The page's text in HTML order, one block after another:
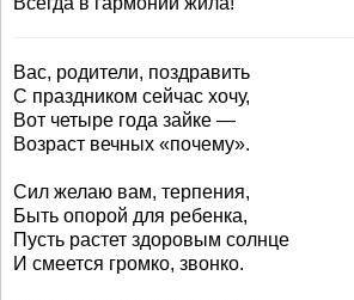
Вас, родители, поздравить
С праздником сейчас хочу,
Вот четыре года зайке —
Возраст вечных «почему».
Сил желаю вам, терпения,
Быть опорой для ребенка,
Пусть растет здоровым солнце
И смеется громко, звонко.